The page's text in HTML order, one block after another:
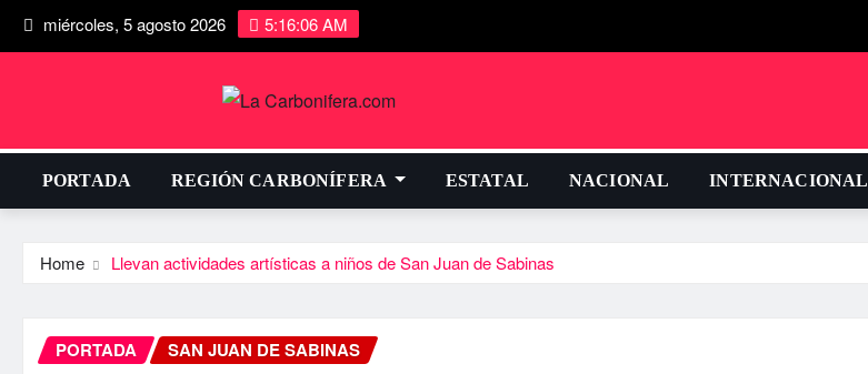
miércoles, 5 agosto 2026 5:16:06 AM
PORTADA REGIÓN CARBONÍFERA ESTATAL NACIONAL INTERNACIONAL
Home Llevan actividades artí­sticas a niños de San Juan de Sabinas
PORTADA SAN JUAN DE SABINAS